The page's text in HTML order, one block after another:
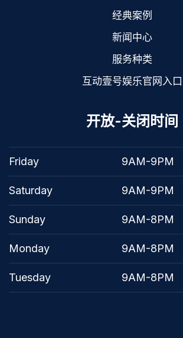
经典案例
新闻中心
服务种类
互动壹号娱乐官网入口
开放-关闭时间
Friday 9AM-9PM
Saturday 9AM-9PM
Sunday 9AM-8PM
Monday 9AM-8PM
Tuesday 9AM-8PM